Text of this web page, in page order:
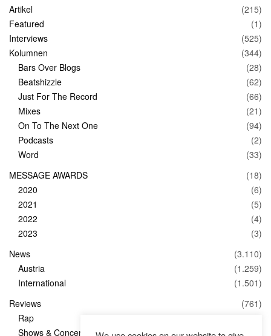
Artikel
(215)
Featured
(1)
Interviews
(525)
Kolumnen
(344)
Bars Over Blogs
(28)
Beatshizzle
(62)
Just For The Record
(66)
Mixes
(21)
On To The Next One
(94)
Podcasts
(2)
Word
(33)
MESSAGE AWARDS
(18)
2020
(6)
2021
(5)
2022
(4)
2023
(3)
News
(3.110)
Austria
(1.259)
International
(1.501)
Reviews
(761)
Rap
Shows & Concerts
(347)